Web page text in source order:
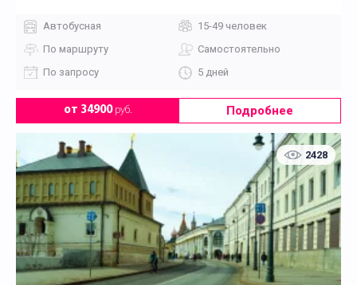
Автобусная
15-49 человек
По маршруту
Самостоятельно
По запросу
5 дней
от 34900руб. Подробнее
2428